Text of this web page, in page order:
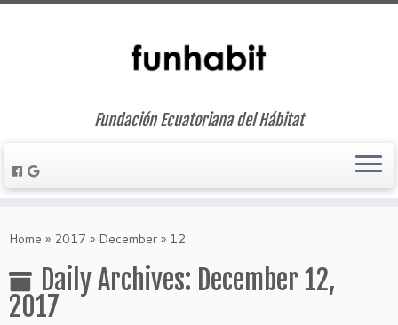
to
Fundación Ecuatoriana del Hábitat
Home » 2017 » December » 12
Daily Archives: December 12,
2017